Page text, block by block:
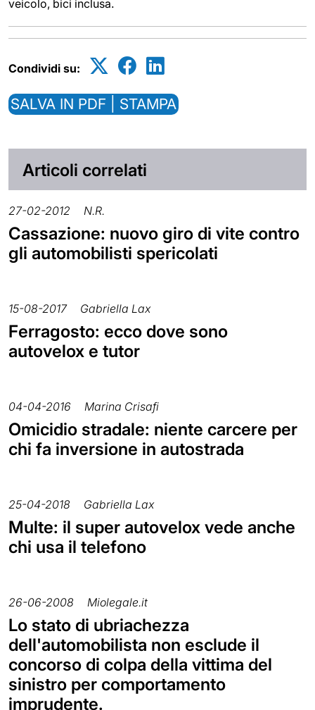
veicolo, bici inclusa.
Condividi su:
SALVA IN PDF | STAMPA
Articoli correlati
27-02-2012 N.R.
Cassazione: nuovo giro di vite contro
gli automobilisti spericolati
15-08-2017 Gabriella Lax
Ferragosto: ecco dove sono
autovelox e tutor
04-04-2016 Marina Crisafi
Omicidio stradale: niente carcere per
chi fa inversione in autostrada
25-04-2018 Gabriella Lax
Multe: il super autovelox vede anche
chi usa il telefono
26-06-2008 Miolegale.it
Lo stato di ubriachezza
dell'automobilista non esclude il
concorso di colpa della vittima del
sinistro per comportamento
imprudente.